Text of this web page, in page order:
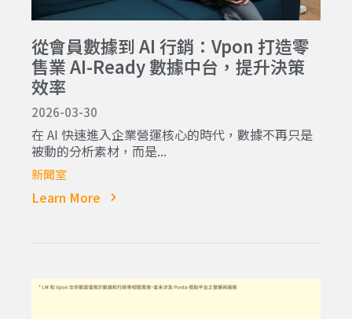
從會員數據到 AI 行銷：Vpon 打造零
售業 AI-Ready 數據中台，提升決策
效率
2026-03-30
在 AI 快速進入企業營運核心的時代，數據不再只是
被動的分析素材，而是...
新聞室
Learn More